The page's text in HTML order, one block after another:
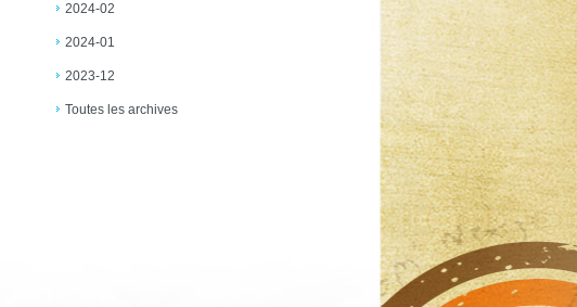
2024-02
2024-01
2023-12
Toutes les archives